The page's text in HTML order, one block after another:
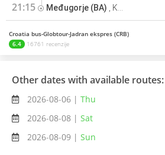
21:15 Međugorje (BA) Kolodvor
Croatia bus-Globtour-Jadran ekspres (CRB)
6.4
16761 recenzije
Other dates with available routes:
2026-08-06 | Thu
2026-08-08 | Sat
2026-08-09 | Sun